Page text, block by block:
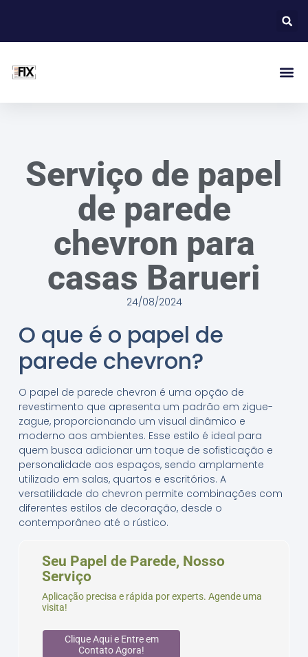
Serviço de papel
de parede
chevron para
casas Barueri
24/08/2024
O que é o papel de
parede chevron?
O papel de parede chevron é uma opção de
revestimento que apresenta um padrão em zigue-
zague, proporcionando um visual dinâmico e
moderno aos ambientes. Esse estilo é ideal para
quem busca adicionar um toque de sofisticação e
personalidade aos espaços, sendo amplamente
utilizado em salas, quartos e escritórios. A
versatilidade do chevron permite combinações com
diferentes estilos de decoração, desde o
contemporâneo até o rústico.
Seu Papel de Parede, Nosso
Serviço
Aplicação precisa e rápida por experts. Agende uma
visita!
Clique Aqui e Entre em
Contato Agora!